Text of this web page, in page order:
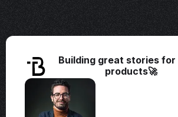
Building great stories
products🚀